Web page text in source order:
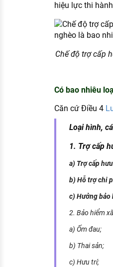
hiệu lực thi
Chế độ trợ cấp
Có bao nhiêu
Căn cứ Điều 4
Loại hình,
1. Trợ cấp
a) Trợ cấp
b) Hỗ trợ chi
c) Hưởng bảo
2. Bảo hiểm
a) Ốm đau;
b) Thai sản;
c) Hưu trí;